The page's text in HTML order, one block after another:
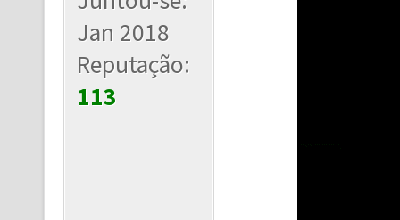
Jan 2018
Reputação:
113